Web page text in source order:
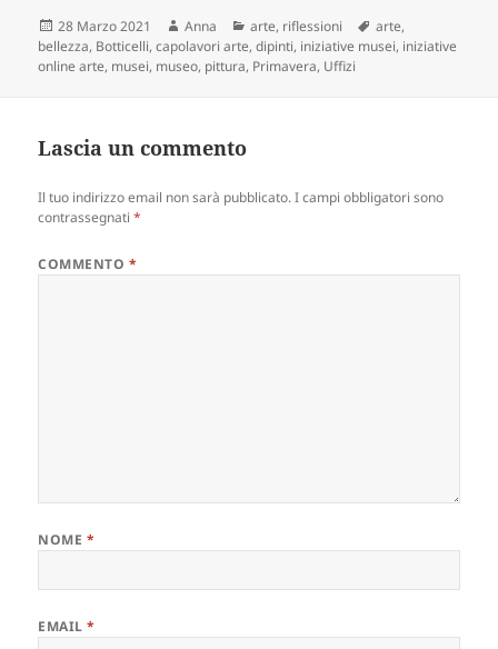
Scritto
il
28 Marzo 2021 Autore
Anna Categorie
arte, riflessioni Tag
arte,
bellezza, Botticelli,capolavori arte,dipinti, iniziative musei, iniziative
online arte, musei, museo, pittura, Primavera, Uffizi
Lascia un commento
Il tuo indirizzo email non sarà pubblicato. I campi obbligatori sono
contrassegnati*
COMMENTO *
NOME *
EMAIL*